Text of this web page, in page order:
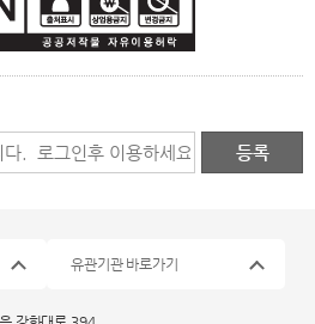
유관기관 바로가기